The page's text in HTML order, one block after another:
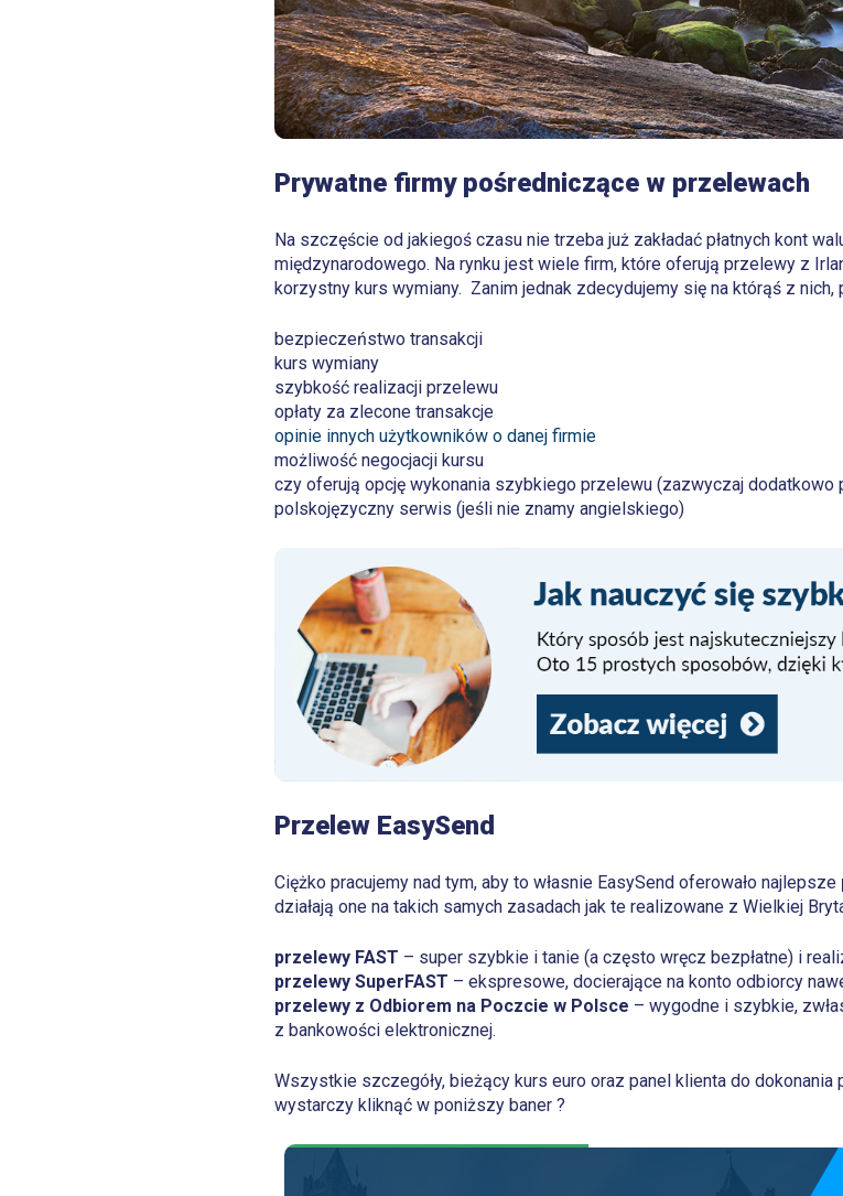
Prywatne firmy pośredniczące w przelewach
Na szczęście od jakiegoś czasu nie trzeba już zakładać płatnych kont
międzynarodowego. Na rynku jest wiele firm, które oferują przelewy z
korzystny kurs wymiany. Zanim jednak zdecydujemy się na którąś z
bezpieczeństwo transakcji
kurs wymiany
szybkość realizacji przelewu
opłaty za zlecone transakcje
opinie innych użytkowników o danej firmie
możliwość negocjacji kursu
czy oferują opcję wykonania szybkiego przelewu (zazwyczaj dodatkowo
polskojęzyczny serwis (jeśli nie znamy angielskiego)
Przelew EasySend
Ciężko pracujemy nad tym, aby to własnie EasySend oferowało najlepsze
działają one na takich samych zasadach jak te realizowane z Wielkiej
przelewy FAST – super szybkie i tanie (a często wręcz bezpłatne) i
przelewy SuperFAST – ekspresowe, docierające na konto odbiorcy
przelewy z Odbiorem na Poczcie w Polsce – wygodne i szybkie,
z bankowości elektronicznej.
Wszystkie szczegóły, bieżący kurs euro oraz panel klienta do
wystarczy kliknąć w poniższy baner ?